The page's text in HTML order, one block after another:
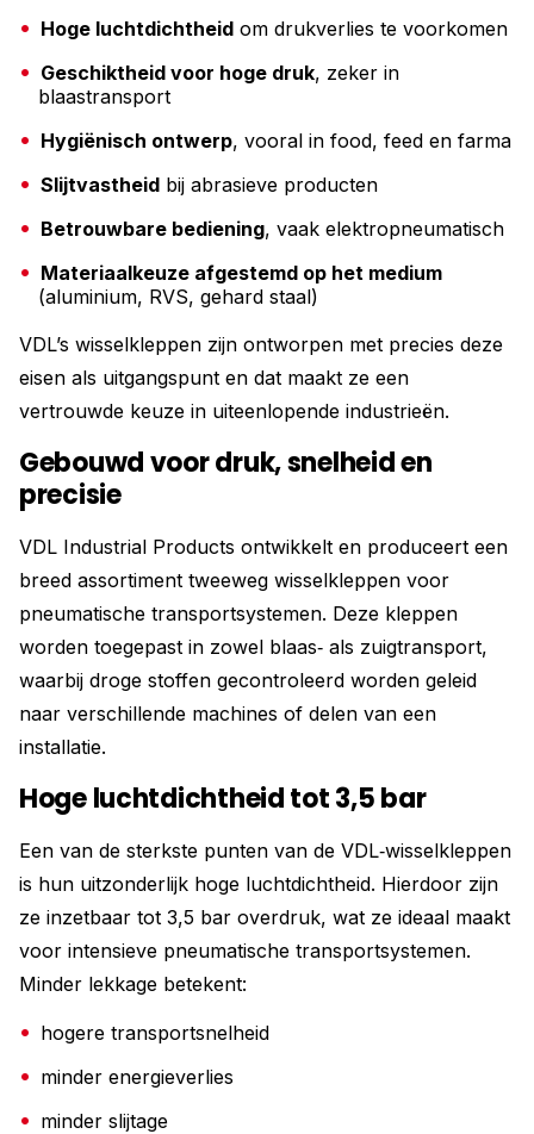
Hoge luchtdichtheid om drukverlies te voorkomen
Geschiktheid voor hoge druk, zeker in
blaastransport
Hygiënisch ontwerp, vooral in food, feed en farma
Slijtvastheid bij abrasieve producten
Betrouwbare bediening, vaak elektropneumatisch
Materiaalkeuze afgestemd op het medium
(aluminium, RVS, gehard staal)
VDL’s wisselkleppen zijn ontworpen met precies deze
eisen als uitgangspunt en dat maakt ze een
vertrouwde keuze in uiteenlopende industrieën.
Gebouwd voor druk, snelheid en
precisie
VDL Industrial Products ontwikkelt en produceert een
breed assortiment tweeweg wisselkleppen voor
pneumatische transportsystemen. Deze kleppen
worden toegepast in zowel blaas‑ als zuigtransport,
waarbij droge stoffen gecontroleerd worden geleid
naar verschillende machines of delen van een
installatie.
Hoge luchtdichtheid tot 3,5 bar
Een van de sterkste punten van de VDL‑wisselkleppen
is hun uitzonderlijk hoge luchtdichtheid. Hierdoor zijn
ze inzetbaar tot 3,5 bar overdruk, wat ze ideaal maakt
voor intensieve pneumatische transportsystemen.
Minder lekkage betekent:
hogere transportsnelheid
minder energieverlies
minder slijtage